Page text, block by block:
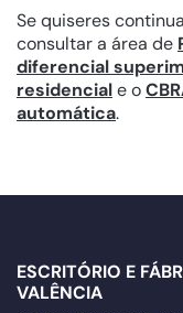
Se quiseres
consultar a área de
diferencial
residenciale o
automática.
ESCRITÓRIO E
VALÊNCIA